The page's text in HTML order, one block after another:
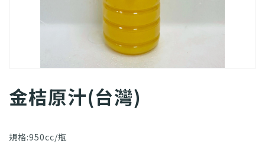
金桔原汁(台灣)
規格:950cc/瓶